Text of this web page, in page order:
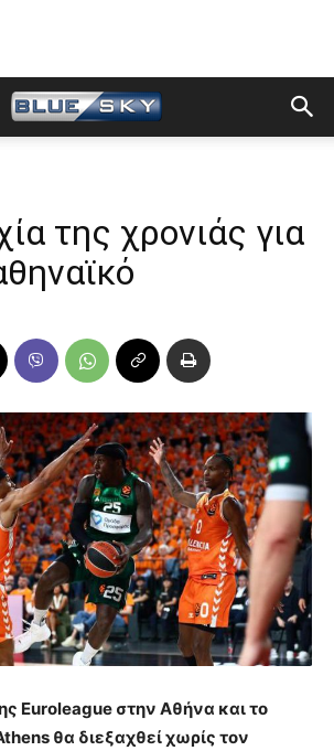
της χρονιάς για
Euroleague στην Αθήνα και το
θα διεξαχθεί χωρίς τον